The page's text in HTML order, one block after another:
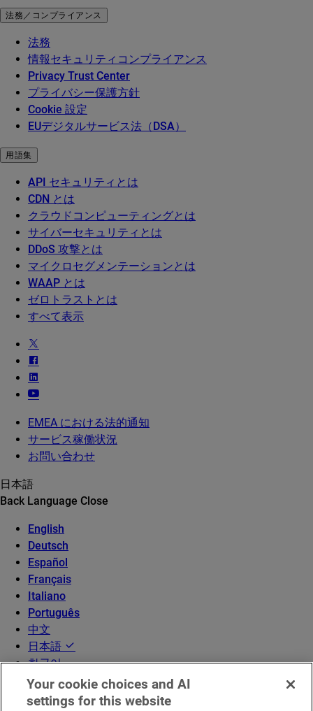
法務／コンプライアンス
法務
情報セキュリティコンプライアンス
Privacy Trust Center
プライバシー保護方針
Cookie 設定
EUデジタルサービス法（DSA）
用語集
API セキュリティとは
CDN とは
クラウドコンピューティングとは
サイバーセキュリティとは
DDoS 攻撃とは
マイクロセグメンテーションとは
WAAP とは
ゼロトラストとは
すべて表示
EMEA における法的通知
サービス稼働状況
お問い合わせ
日本語
Back Language Close
English
Deutsch
Español
Français
Italiano
Português
中文
日本語
한국어
Your cookie choices and AI
settings for this website